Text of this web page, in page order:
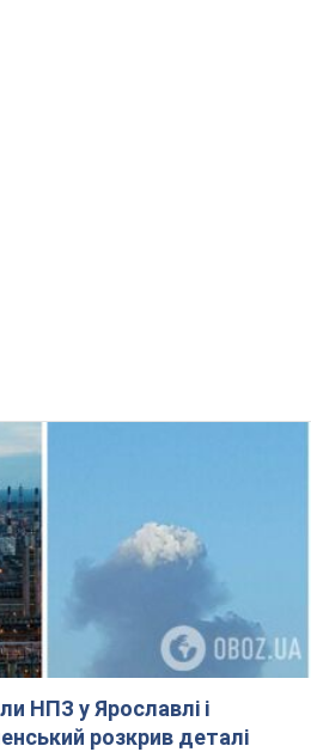
НПЗ у Ярославлі і
розкрив деталі